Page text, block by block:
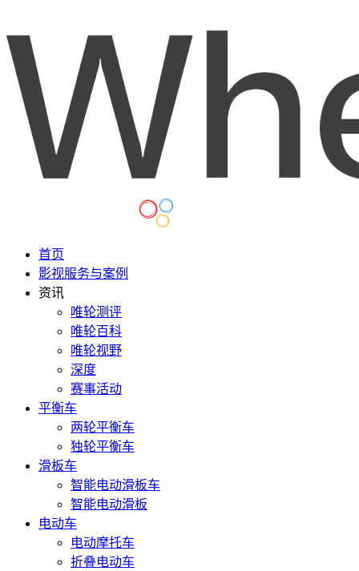
首页
影视服务与案例
资讯
唯轮测评
唯轮百科
唯轮视野
深度
赛事活动
平衡车
两轮平衡车
独轮平衡车
滑板车
智能电动滑板车
智能电动滑板
电动车
电动摩托车
折叠电动车